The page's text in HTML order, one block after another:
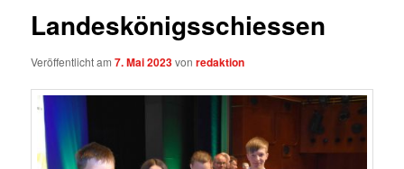
Landeskönigsschiessen
Veröffentlicht am7. Mai 2023vonredaktion